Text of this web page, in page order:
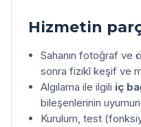
Hizmetin
Sahanın fotoğraf ve
sonra fizikî keşif ve
Algılama ile ilgili iç
bileşenlerinin
Kurulum, test